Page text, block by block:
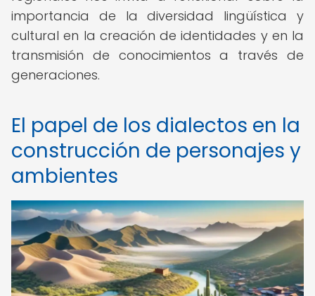
importancia de la diversidad lingüística y
cultural en la creación de identidades y en la
transmisión de conocimientos a través de
generaciones.
El papel de los dialectos en la
construcción de personajes y
ambientes